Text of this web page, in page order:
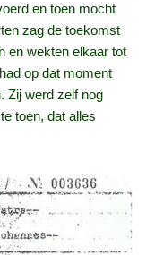
en toen mocht
zag de toekomst
en wekten elkaar tot
op dat moment
Zij werd zelf nog
toen, dat alles